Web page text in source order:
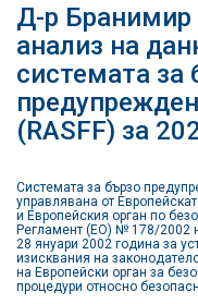
Д-р Бранимир
анализ на
системата за
(RASFF) за
Системата за бързо
управлявана от
и Европейския орган по
Регламент (ЕО) № 178/2002
28 януари 2002 година за
изисквания на
на Европейски орган за
процедури относно